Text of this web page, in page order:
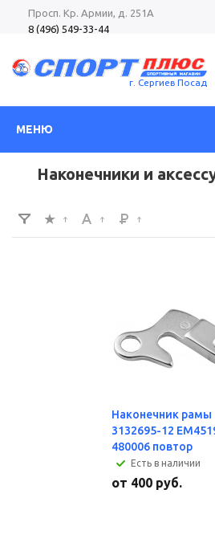
Просп. Кр. Армии, д. 251А
8 (496) 549-33-44
Просп. Кр. Армии, д. 105
8 (496) 540-52-62
г. Сергиев Посад
МЕНЮ
Наконечники и
Наконечник рамы
3132695-12
480006 повтор
Есть в наличии
от 400 руб.